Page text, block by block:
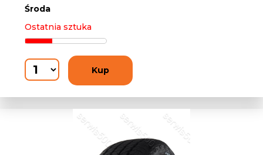
Środa
Ostatnia sztuka
Kup